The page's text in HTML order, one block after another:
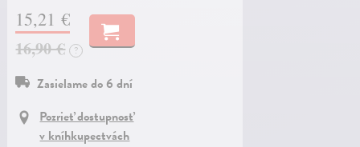
15,21 €
16,90 €
?
Zasielame do 6 dní
Pozrieť dostupnosť
v kníhkupectvách